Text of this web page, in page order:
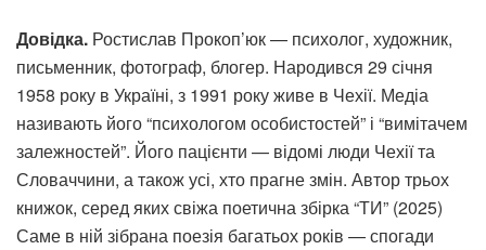
Довідка. Ростислав Прокоп’юк — психолог, художник,
письменник, фотограф, блогер. Народився 29 січня
1958 року в Україні, з 1991 року живе в Чехії. Медіа
називають його “психологом особистостей” і “вимітачем
залежностей”. Його пацієнти — відомі люди Чехії та
Словаччини, а також усі, хто прагне змін. Автор трьох
книжок, серед яких свіжа поетична збірка “ТИ” (2025)
Саме в ній зібрана поезія багатьох років — спогади